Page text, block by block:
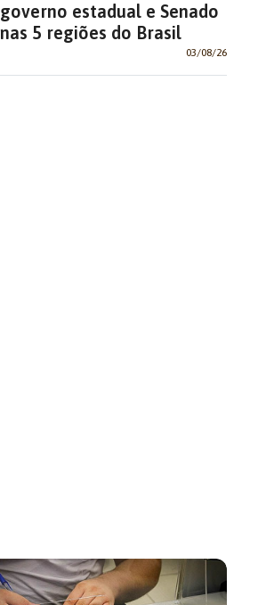
governo estadual e Senado
nas 5 regiões do Brasil
03/08/26